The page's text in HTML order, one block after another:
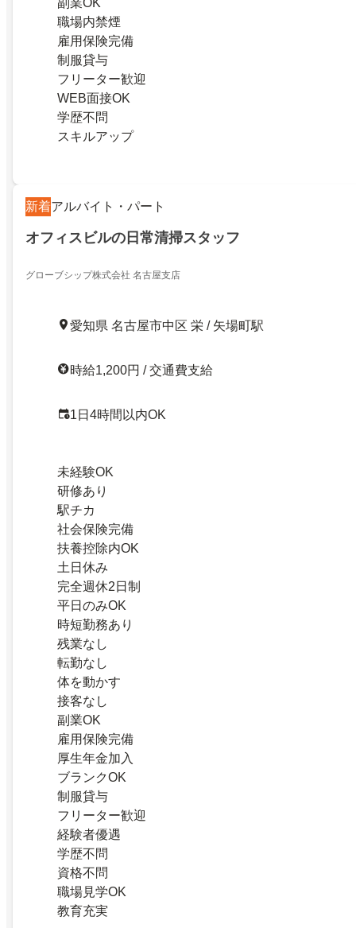
職場内禁煙
雇用保険完備
制服貸与
フリーター歓迎
WEB面接OK
学歴不問
スキルアップ
新着アルバイト・パート
オフィスビルの日常清掃スタッフ
グローブシップ株式会社 名古屋支店
愛知県 名古屋市中区 栄 / 矢場町駅
時給1,200円 / 交通費支給
1日4時間以内OK
未経験OK
研修あり
駅チカ
社会保険完備
扶養控除内OK
土日休み
完全週休2日制
平日のみOK
時短勤務あり
残業なし
転勤なし
体を動かす
接客なし
副業OK
雇用保険完備
厚生年金加入
ブランクOK
制服貸与
フリーター歓迎
経験者優遇
学歴不問
資格不問
職場見学OK
教育充実